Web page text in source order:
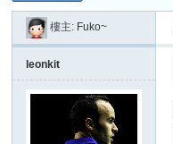
» ›
樓主: Fuko~
leonkit